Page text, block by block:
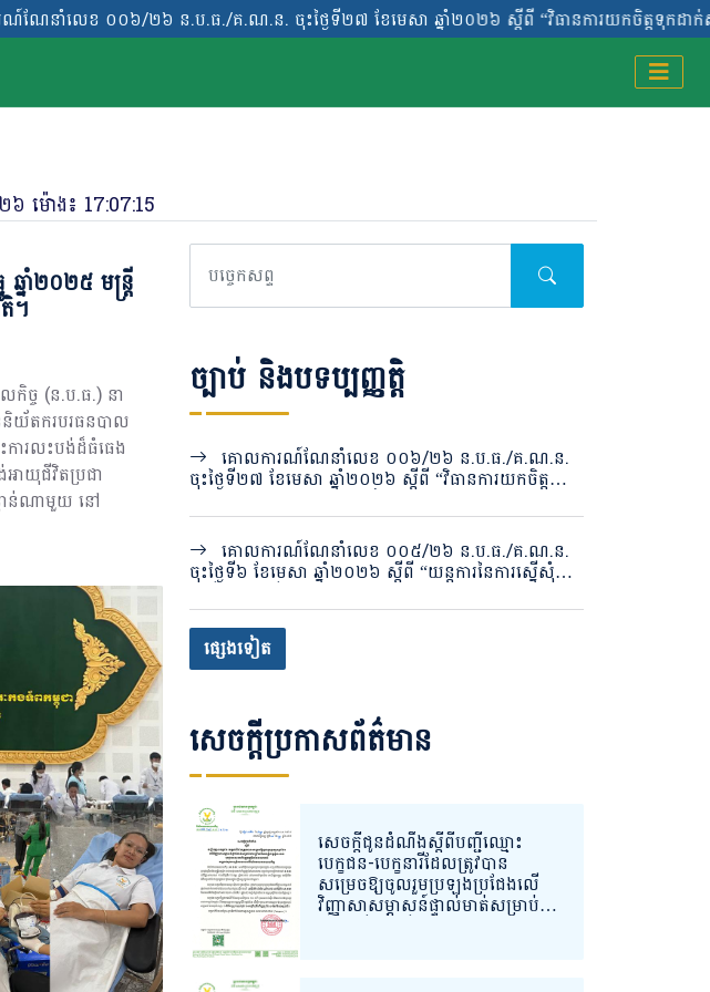
េខ ០០៦/២៦ ន.ប.ធ./គ.ណ.ន. ចុះថ្ងៃទី២៧ ខែមេសា ឆ្នាំ២០២៦ ស្តីពី “វិធានការយកចិត្តទុកដាក់ស្គាល់អ
េខ ០០៦/២៦ ន.ប.ធ./គ.ណ.ន. ចុះថ្ងៃទី២៧ ខែមេសា ឆ្នាំ២០២៦ ស្តីពី “វិធានការយកចិត្តទុកដាក់ស្គាល់អ
៦ ម៉ោង៖ 17:07:16
នាំ២០២៥ មន្រ្តី
។
ច្ច (ន.ប.ធ.) នា
និយ័តករបរធនបាល
ការលះបង់ដ៏ធំធេង
ាយុជីវិតប្រជា
ទាន់ណាមួយ នៅ
ច្បាប់ និងបទប្បញ្ញត្តិ
ចុះថ្ងៃទី២៧ ខែមេសា ឆ្នាំ២០២៦ ស្តីពី “វិធានការយកចិត្ត
ទុកដាក់ស្គាល់អតិថិជនក្នុងវិស័យបរធនបាលកិច្ច”
ចុះថ្ងៃទី៦ ខែមេសា ឆ្នាំ២០២៦ ស្តីពី “យន្តការនៃការស្នើសុំ
បង្កើត ចុះបញ្ជី បន្តសុពលភាពវិញ្ញាបនបត្រ ផ្លាស់ប្តូរ និង
បញ្ចប់បរធនបាលកិច្ចសេវារក្សាសុវត្ថិភាព ឬសេវារក្សាទុក តាម
ប្រព័ន្ធចុះបញ្ជីបរធនបាលកិច្ចរបស់និយ័តករបរធនបាលកិច្ច”
ផ្សេងទៀត
សេចក្តីប្រកាសព័ត៌មាន
សេចក្ដីជូនដំណឹងស្ដីពីបញ្ជីឈ្មោះ
បេក្ខជន-បេក្ខនារីដែលត្រូវបាន
សម្រេចឱ្យចូលរួមប្រឡងប្រជែងលើ
វិញ្ញាសាសម្ភាសន៍ផ្ទាល់មាត់សម្រាប់ការ
ជ្រើសរើសមន្ត្រីលក្ខន្តិកៈរបស់អាជ្ញាធ